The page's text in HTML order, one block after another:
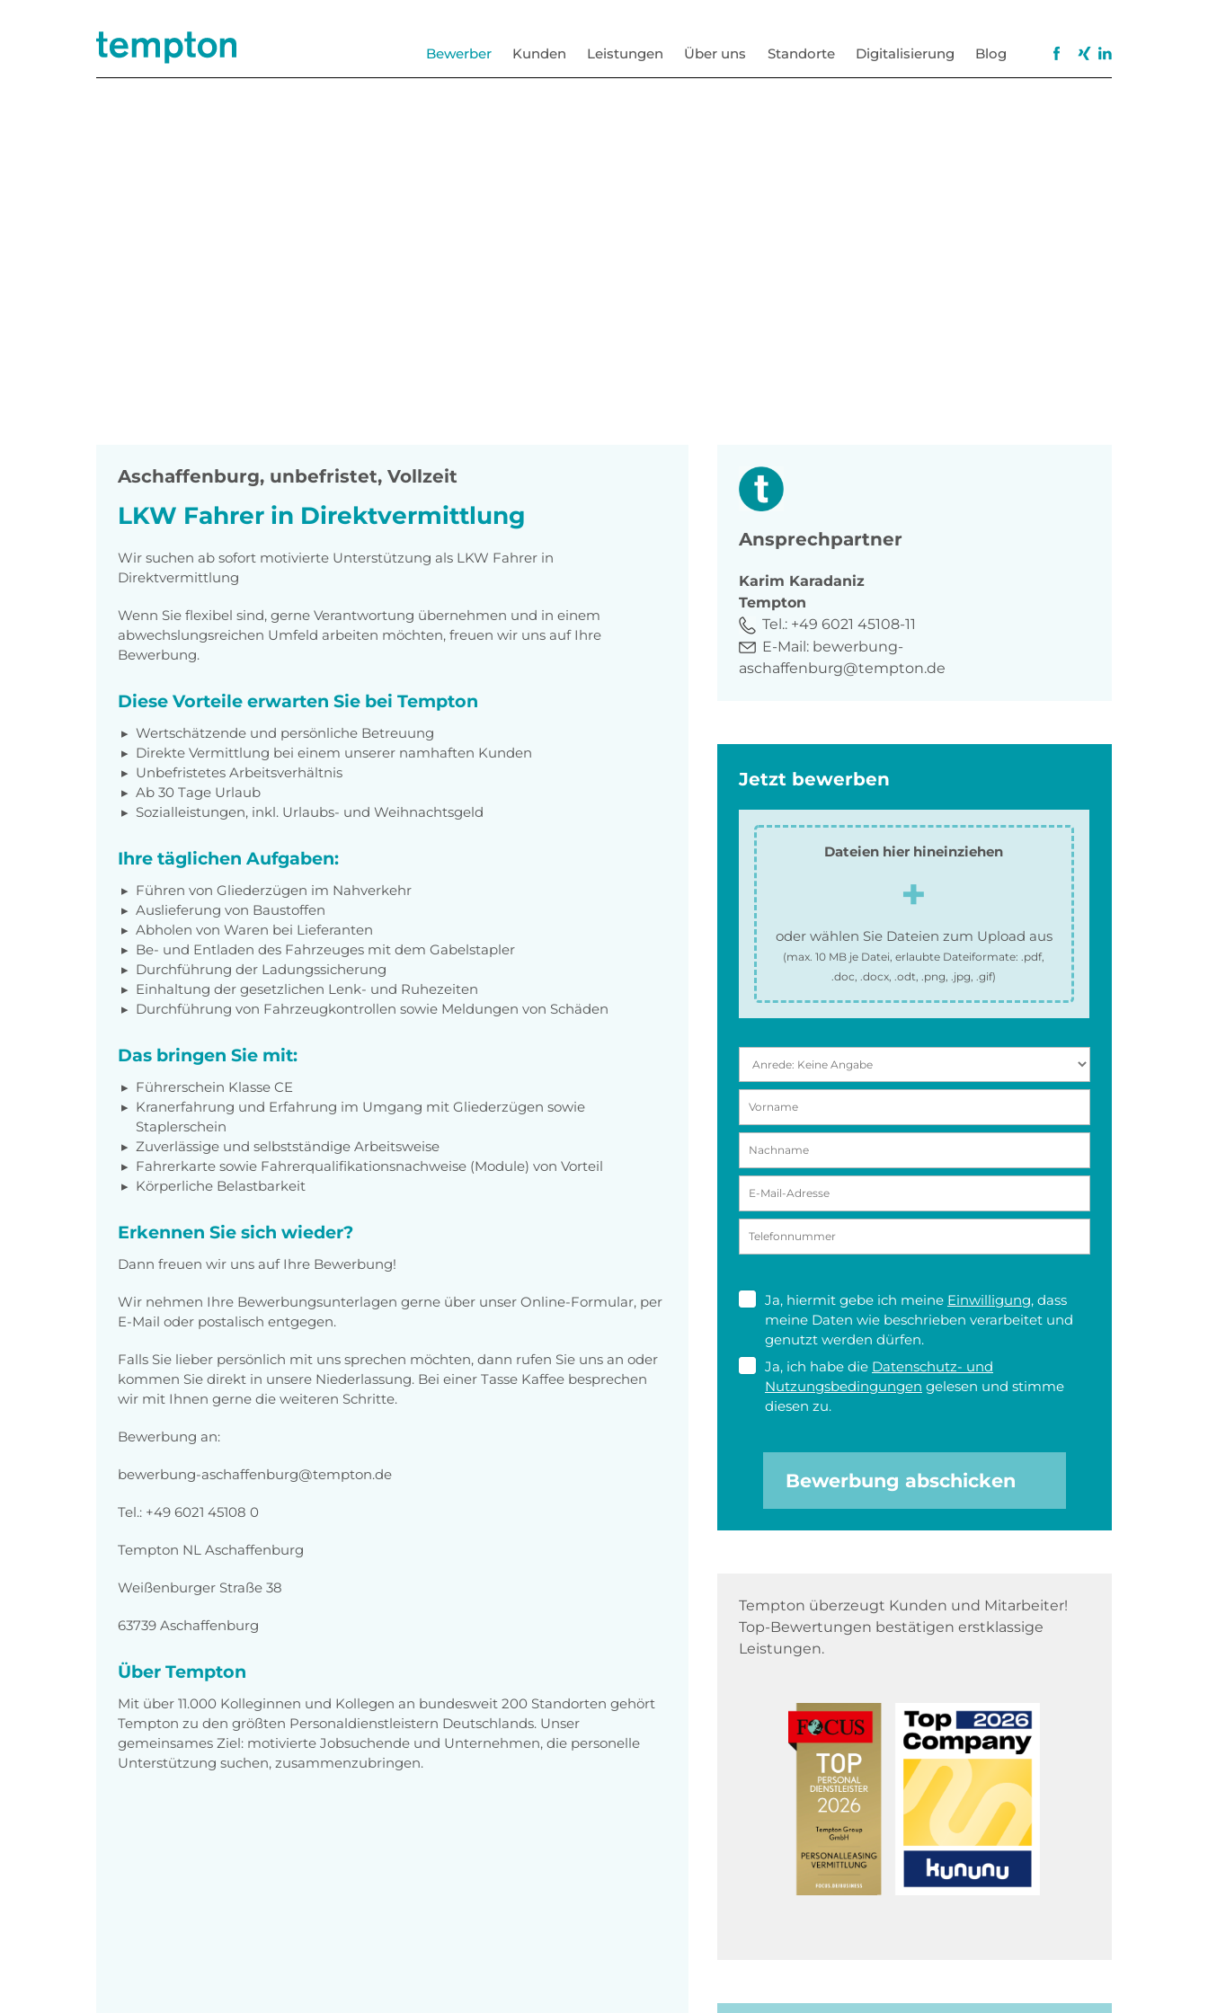
Bewerber Kunden Leistungen Über uns Standorte Digitalisierung Blog
Aschaffenburg, unbefristet, Vollzeit
LKW Fahrer in Direktvermittlung
Wir suchen ab sofort motivierte Unterstützung als LKW Fahrer in
Direktvermittlung
Wenn Sie flexibel sind, gerne Verantwortung übernehmen und in einem
abwechslungsreichen Umfeld arbeiten möchten, freuen wir uns auf Ihre
Bewerbung.
Diese Vorteile erwarten Sie bei Tempton
Wertschätzende und persönliche Betreuung
Direkte Vermittlung bei einem unserer namhaften Kunden
Unbefristetes Arbeitsverhältnis
Ab 30 Tage Urlaub
Sozialleistungen, inkl. Urlaubs- und Weihnachtsgeld
Ihre täglichen Aufgaben:
Führen von Gliederzügen im Nahverkehr
Auslieferung von Baustoffen
Abholen von Waren bei Lieferanten
Be- und Entladen des Fahrzeuges mit dem Gabelstapler
Durchführung der Ladungssicherung
Einhaltung der gesetzlichen Lenk- und Ruhezeiten
Durchführung von Fahrzeugkontrollen sowie Meldungen von Schäden
Das bringen Sie mit:
Führerschein Klasse CE
Kranerfahrung und Erfahrung im Umgang mit Gliederzügen sowie
Staplerschein
Zuverlässige und selbstständige Arbeitsweise
Fahrerkarte sowie Fahrerqualifikationsnachweise (Module) von Vorteil
Körperliche Belastbarkeit
Erkennen Sie sich wieder?
Dann freuen wir uns auf Ihre Bewerbung!
Wir nehmen Ihre Bewerbungsunterlagen gerne über unser Online-Formular, per
E-Mail oder postalisch entgegen.
Falls Sie lieber persönlich mit uns sprechen möchten, dann rufen Sie uns an oder
kommen Sie direkt in unsere Niederlassung. Bei einer Tasse Kaffee besprechen
wir mit Ihnen gerne die weiteren Schritte.
Bewerbung an:
bewerbung-aschaffenburg@tempton.de
Tel.: +49 6021 45108 0
Tempton NL Aschaffenburg
Weißenburger Straße 38
63739 Aschaffenburg
Über Tempton
Mit über 11.000 Kolleginnen und Kollegen an bundesweit 200 Standorten gehört
Tempton zu den größten Personaldienstleistern Deutschlands. Unser
gemeinsames Ziel: motivierte Jobsuchende und Unternehmen, die personelle
Unterstützung suchen, zusammenzubringen.
Ansprechpartner
Karim Karadaniz
Tempton
Tel.: +49 6021 45108-11
E-Mail: bewerbung-
aschaffenburg@tempton.de
Jetzt bewerben
Dateien hier hineinziehen
oder wählen Sie Dateien zum Upload aus
(max.10 MB je Datei, erlaubte Dateiformate:.pdf,
.doc, .docx, .odt, .png, .jpg, .gif)
Ja, hiermit gebe ich meine Einwilligung, dass
meine Daten wie beschrieben verarbeitet und
genutzt werden dürfen.
Ja, ich habe die Datenschutz- und
Nutzungsbedingungen gelesen und stimme
diesen zu.
Bewerbung abschicken
Tempton überzeugt Kunden und Mitarbeiter!
Top-Bewertungen bestätigen erstklassige
Leistungen.